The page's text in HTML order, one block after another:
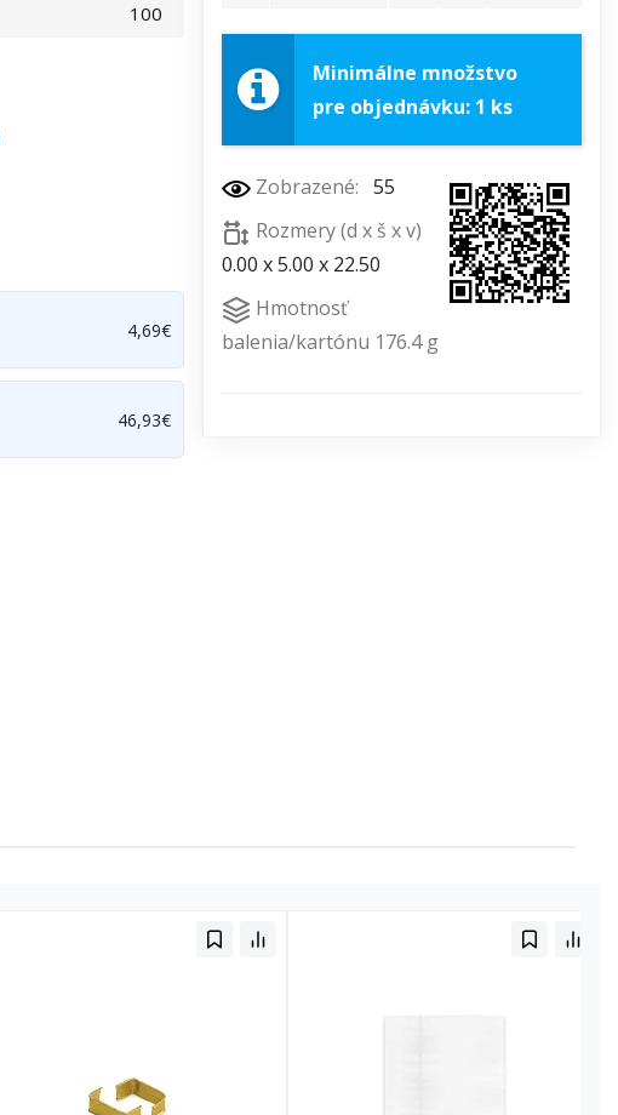
100
4,69€
46,93€
Minimálne množstvo
pre objednávku: 1 ks
Zobrazené: 55
Rozmery (d x š x v)
0.00 x 5.00 x 22.50
Hmotnosť
balenia/kartónu 176.4 g